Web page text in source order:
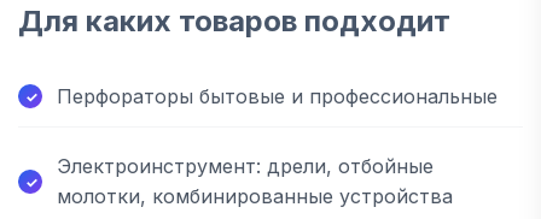
Для каких товаров подходит
Перфораторы бытовые и профессиональные
Электроинструмент: дрели, отбойные
молотки, комбинированные устройства